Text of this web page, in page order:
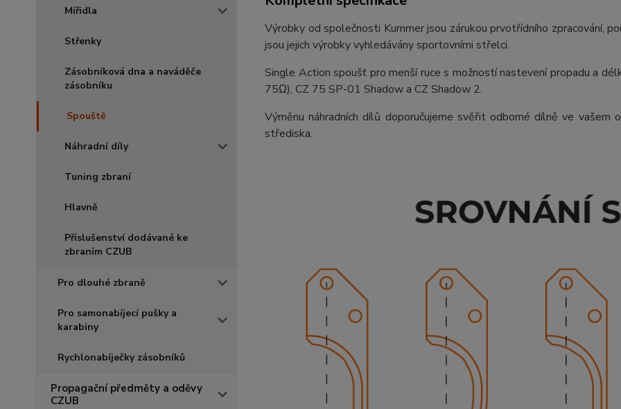
Mířidla
Střenky
Zásobníková dna a naváděče
zásobníku
Spouště
Náhradní díly
Tuning zbraní
Hlavně
Příslušenství dodávané ke
zbraním CZUB
Pro dlouhé zbraně
Pro samonabíjecí pušky a
karabiny
Rychlonabíječky zásobníků
Propagační předměty a oděvy
CZUB
Výrobky od společnosti Kummer jsou zárukou prvotřídního zpracování,
jsou jejich výrobky vyhledávány sportovními střelci.
Single Action spoušť pro menší ruce s možností nastevení propadu a
75Ω), CZ 75 SP-01 Shadow a CZ Shadow 2.
Výměnu náhradních dílů doporučujeme svěřit odborné dílně ve
střediska.